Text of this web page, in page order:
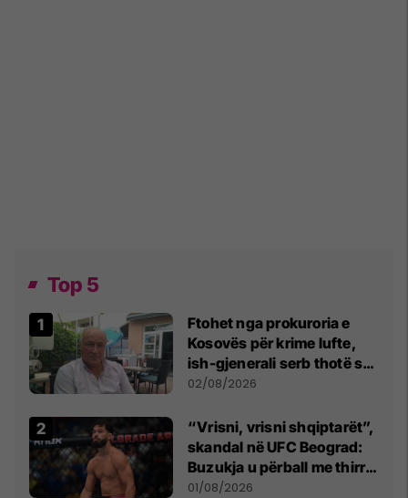
Top 5
Ftohet nga prokuroria e
Kosovës për krime lufte,
ish-gjenerali serb thotë se
dikush e tradhtoi në
02/08/2026
“Vrisni, vrisni shqiptarët”,
skandal në UFC Beograd:
Buzukja u përball me thirrje
anti-shqiptare nga
01/08/2026